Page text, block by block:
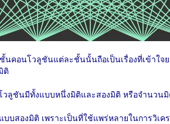
คอนโวลูชันแต่ละชั้นนั้นถือเป็นเรื่องที่เข้าใจ
ติ
วลูชันมีทั้งแบบหนึ่งมิติและสองมิติ หรือจำนว
บสองมิติ เพราะเป็นที่ใช้แพร่หลายในการวิเ